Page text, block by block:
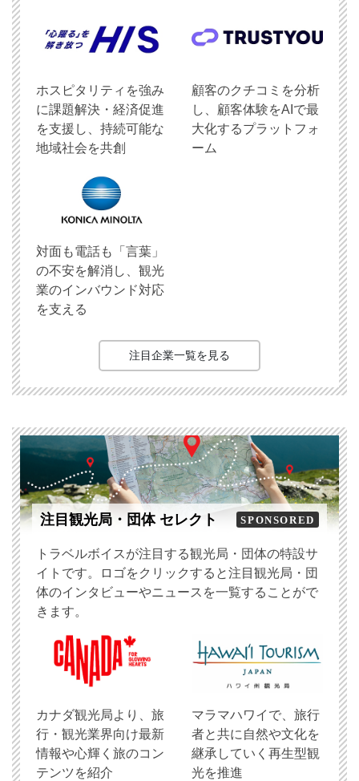
ホスピタリティを強み
に課題解決・経済促進
を支援し、持続可能な
地域社会を共創
顧客のクチコミを分析
し、顧客体験をAIで最
大化するプラットフォ
ーム
対面も電話も「言葉」
の不安を解消し、観光
業のインバウンド対応
を支える
注目企業一覧を見る
注目観光局・団体 セレクト SPONSORED
トラベルボイスが注目する観光局・団体の特設サ
イトです。ロゴをクリックすると注目観光局・団
体のインタビューやニュースを一覧することがで
きます。
​カナダ観光局より、旅
行・観光業界向け最新
情報や心輝く旅のコン
テンツを紹介
マラマハワイで、旅行
者と共に自然や文化を
継承していく再生型観
光を推進